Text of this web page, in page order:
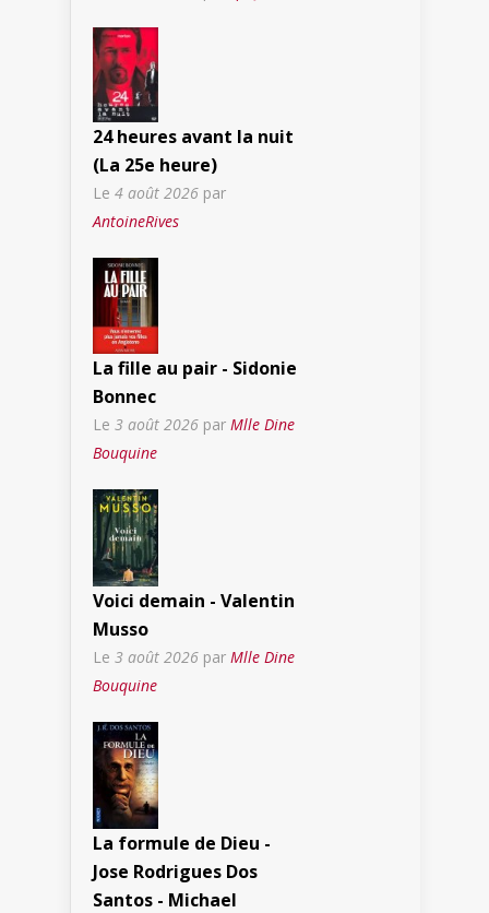
24 heures avant la nuit
(La 25e heure)
Le 4 août 2026 par
AntoineRives
La fille au pair - Sidonie
Bonnec
Le 3 août 2026 par Mlle Dine
Bouquine
Voici demain - Valentin
Musso
Le 3 août 2026 par Mlle Dine
Bouquine
La formule de Dieu -
Jose Rodrigues Dos
Santos - Michael